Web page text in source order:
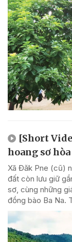
[Short
hoang sơ
Xã Đăk Pne (cũ)
đất còn lưu giữ
sơ, cùng những
đồng bào Ba Na.